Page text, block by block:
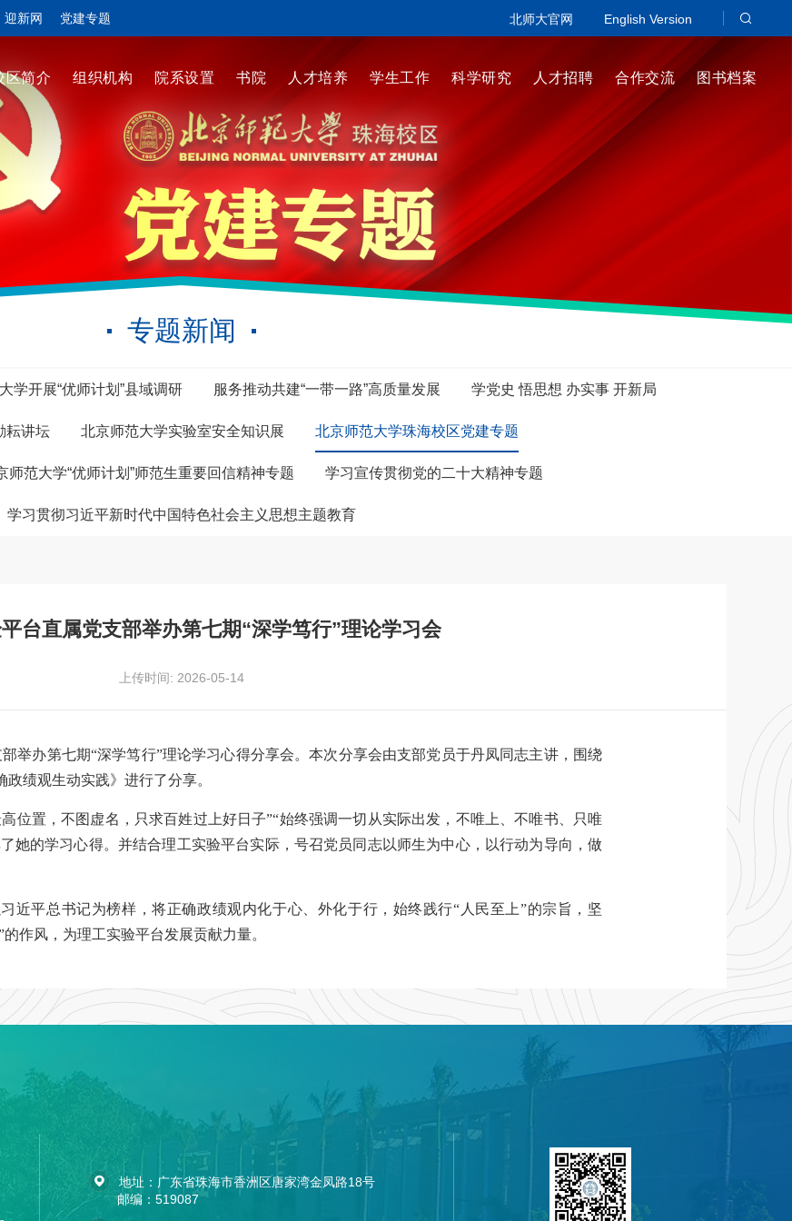
迎新网 党建专题 北师大官网 English Version
区简介 组织机构 院系设置 书院 人才培养 学生工作 科学研究 人才招聘 合作交流 图书档案
专题新闻
学开展“优师计划”县域调研 服务推动共建“一带一路”高质量发展 学党史 悟思想 办实事 开新局
耘讲坛 北京师范大学实验室安全知识展 北京师范大学珠海校区党建专题
范大学“优师计划”师范生重要回信精神专题 学习宣传贯彻党的二十大精神专题
学习贯彻习近平新时代中国特色社会主义思想主题教育
台直属党支部举办第七期“深学笃行”理论学习会
上传时间: 2026-05-14
举办第七期“深学笃行”理论学习心得分享会。本次分享会由支部党员于丹凤同志主讲，围绕
政绩观生动实践》进行了分享。
位置，不图虚名，只求百姓过上好日子”“始终强调一切从实际出发，不唯上、不唯书、只唯
她的学习心得。并结合理工实验平台实际，号召党员同志以师生为中心，以行动为导向，做
近平总书记为榜样，将正确政绩观内化于心、外化于行，始终践行“人民至上”的宗旨，坚
作风，为理工实验平台发展贡献力量。
地址：广东省珠海市香洲区唐家湾金凤路18号
邮编：519087